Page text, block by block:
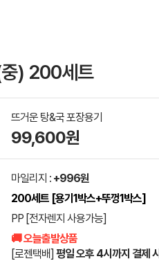
) 200세트
뜨거운 탕&국 포장용기
99,600원
마일리지 : +996원
200세트 [용기1박스+뚜껑1박스]
PP [전자렌지 사용가능]
🚚 오늘출발상품
[로젠택배] 평일 오후 4시까지 결제 시